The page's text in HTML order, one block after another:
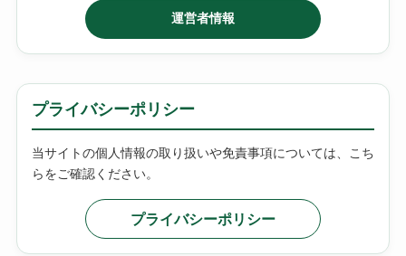
運営者情報
プライバシーポリシー
当サイトの個人情報の取り扱いや免責事項については、こち
らをご確認ください。
プライバシーポリシー